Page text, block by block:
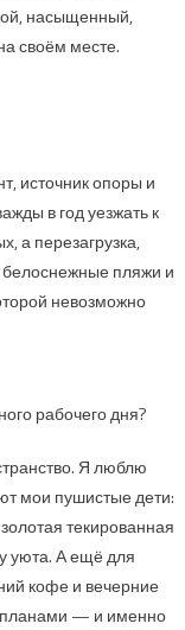
насыщенный,
своём месте.
источник опоры и
в год уезжать к
а перезагрузка,
белоснежные пляжи и
невозможно
рабочего дня?
Я люблю
мои пушистые дети:
текированная
уюта. А ещё для
кофе и вечерние
— и именно